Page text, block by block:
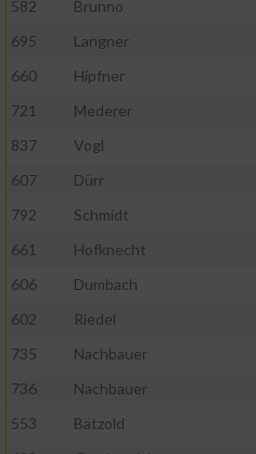
582
Brunno
695
Langner
660
Hipfner
721
Mederer
837
Vogl
607
Dürr
792
Schmidt
661
Hofknecht
606
Dumbach
602
Riedel
735
Nachbauer
736
Nachbauer
553
Bätzold
Verwendung reduzierter
von Werbeanzeigen
Werbung
personalisierter Werbung
von Inhalten
personalisierter Inhalte
Messung der Werbeleistung